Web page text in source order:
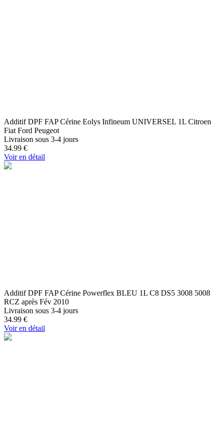
Additif DPF FAP Cérine Eolys Infineum UNIVERSEL 1L Citroen
Fiat Ford Peugeot
Livraison sous 3-4 jours
34.99 €
Voir en détail
Additif DPF FAP Cérine Powerflex BLEU 1L C8 DS5 3008 5008
RCZ après Fév 2010
Livraison sous 3-4 jours
34.99 €
Voir en détail